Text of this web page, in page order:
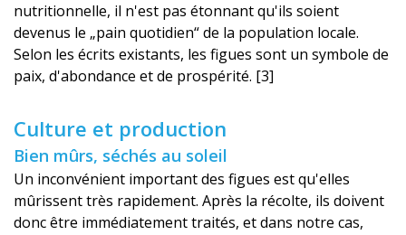
nutritionnelle, il n'est pas étonnant qu'ils soient
devenus le „pain quotidien“ de la population locale.
Selon les écrits existants, les figues sont un symbole de
paix, d'abondance et de prospérité. [3]
Culture et production
Bien mûrs, séchés au soleil
Un inconvénient important des figues est qu'elles
mûrissent très rapidement. Après la récolte, ils doivent
donc être immédiatement traités, et dans notre cas,